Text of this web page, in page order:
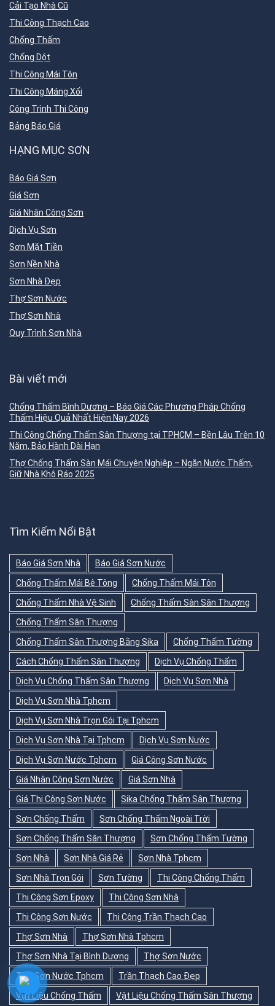
Cải Tạo Nhà Cũ
Thi Công Thạch Cao
Chống Thấm
Chống Dột
Thi Công Mái Tôn
Thi Công Máng Xối
Công Trình Thi Công
Bảng Báo Giá
HẠNG MỤC SƠN
Báo Giá Sơn
Giá Sơn
Giá Nhân Công Sơn
Dịch Vụ Sơn
Sơn Mặt Tiền
Sơn Nền Nhà
Sơn Nhà Đẹp
Thợ Sơn Nước
Thợ Sơn Nhà
Quy Trình Sơn Nhà
Bài viết mới
Chống Thấm Bình Dương – Báo Giá Các Phương Pháp Chống
Thấm Hiệu Quả Nhất Hiện Nay 2026
Thi Công Chống Thấm Sân Thượng tại TPHCM – Bền Lâu Trên 10
Năm, Bảo Hành Dài Hạn
Thợ Chống Thấm Sàn Mái Chuyên Nghiệp – Ngăn Nước Thấm,
Giữ Nhà Khô Ráo 2025
Tìm Kiếm Nổi Bật
Báo Giá Sơn Nhà
Báo Giá Sơn Nước
Chống Thấm Mái Bê Tông
Chống Thấm Mái Tôn
Chống Thấm Nhà Vệ Sinh
Chống Thấm Sàn Sân Thượng
Chống Thấm Sân Thượng
Chống Thấm Sân Thượng Bằng Sika
Chống Thấm Tường
Cách Chống Thấm Sân Thượng
Dịch Vụ Chống Thấm
Dịch Vụ Chống Thấm Sân Thượng
Dịch Vụ Sơn Nhà
Dịch Vụ Sơn Nhà Tphcm
Dịch Vụ Sơn Nhà Trọn Gói Tại Tphcm
Dịch Vụ Sơn Nhà Tại Tphcm
Dịch Vụ Sơn Nước
Dịch Vụ Sơn Nước Tphcm
Giá Công Sơn Nước
Giá Nhân Công Sơn Nước
Giá Sơn Nhà
Giá Thi Công Sơn Nước
Sika Chống Thấm Sân Thượng
Sơn Chống Thấm
Sơn Chống Thấm Ngoài Trời
Sơn Chống Thấm Sân Thượng
Sơn Chống Thấm Tường
Sơn Nhà
Sơn Nhà Giá Rẻ
Sơn Nhà Tphcm
Sơn Nhà Trọn Gói
Sơn Tường
Thi Công Chống Thấm
Thi Công Sơn Epoxy
Thi Công Sơn Nhà
Thi Công Sơn Nước
Thi Công Trần Thạch Cao
Thợ Sơn Nhà
Thợ Sơn Nhà Tphcm
Thợ Sơn Nhà Tại Bình Dương
Thợ Sơn Nước
Thợ Sơn Nước Tphcm
Trần Thạch Cao Đẹp
Vật Liệu Chống Thấm
Vật Liệu Chống Thấm Sân Thượng